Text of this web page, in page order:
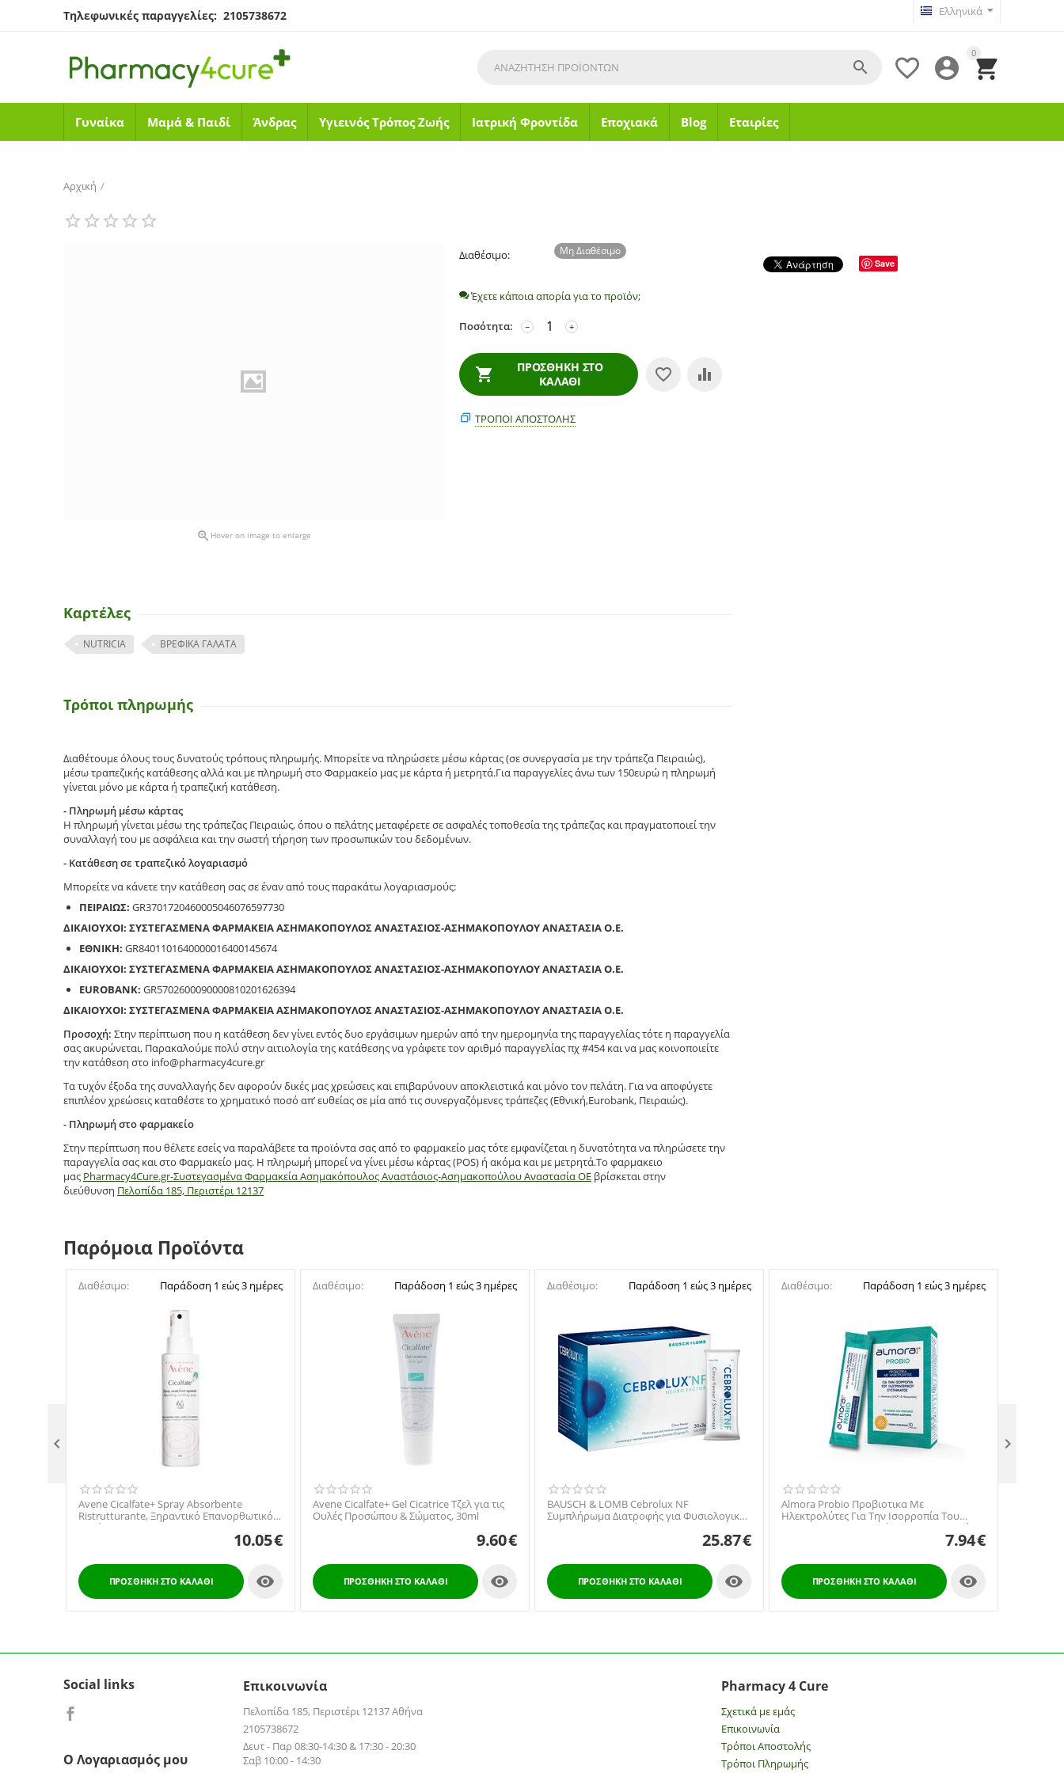
Τηλεφωνικές παραγγελίες: 2105738672 Ελληνικά
0




Γυναίκα Μαμά & Παιδί Άνδρας Υγιεινός Τρόπος Ζωής Ιατρική Φροντίδα Εποχιακά Blog Εταιρίες
Αρχική /
 Hover on image to enlarge
Διαθέσιμο: Μη Διαθέσιμο
Έχετε κάποια απορία για το προϊόν;
Ποσότητα: +
−
ΠΡΟΣΘΉΚΗ ΣΤΟ
ΚΑΛΆΘΙ
ΤΡΌΠΟΙ ΑΠΟΣΤΟΛΉΣ
Save
Καρτέλες
NUTRICIA ΒΡΕΦΙΚΑ ΓΑΛΑΤΑ
Τρόποι πληρωμής
Διαθέτουμε όλους τους δυνατούς τρόπους πληρωμής. Μπορείτε να πληρώσετε μέσω κάρτας (σε συνεργασία με την τράπεζα Πειραιώς),
μέσω τραπεζικής κατάθεσης αλλά και με πληρωμή στο Φαρμακείο μας με κάρτα ή μετρητά.Για παραγγελίες άνω των 150ευρώ η πληρωμή
γίνεται μόνο με κάρτα ή τραπεζική κατάθεση.
- Πληρωμή μέσω κάρτας
Η πληρωμή γίνεται μέσω της τράπεζας Πειραιώς, όπου ο πελάτης μεταφέρετε σε ασφαλές τοποθεσία της τράπεζας και πραγματοποιεί την
συναλλαγή του με ασφάλεια και την σωστή τήρηση των προσωπικών του δεδομένων.
- Κατάθεση σε τραπεζικό λογαριασμό
Μπορείτε να κάνετε την κατάθεση σας σε έναν από τους παρακάτω λογαριασμούς:
ΠΕΙΡΑΙΩΣ: GR3701720460005046076597730
ΔΙΚΑΙΟΥΧΟΙ: ΣΥΣΤΕΓΑΣΜΕΝΑ ΦΑΡΜΑΚΕΙΑ ΑΣΗΜΑΚΟΠΟΥΛΟΣ ΑΝΑΣΤΑΣΙΟΣ-ΑΣΗΜΑΚΟΠΟΥΛΟΥ ΑΝΑΣΤΑΣΙΑ Ο.Ε.
ΕΘΝΙΚΗ: GR8401101640000016400145674
ΔΙΚΑΙΟΥΧΟΙ: ΣΥΣΤΕΓΑΣΜΕΝΑ ΦΑΡΜΑΚΕΙΑ ΑΣΗΜΑΚΟΠΟΥΛΟΣ ΑΝΑΣΤΑΣΙΟΣ-ΑΣΗΜΑΚΟΠΟΥΛΟΥ ΑΝΑΣΤΑΣΙΑ Ο.Ε.
EUROBANK: GR5702600090000810201626394
ΔΙΚΑΙΟΥΧΟΙ: ΣΥΣΤΕΓΑΣΜΕΝΑ ΦΑΡΜΑΚΕΙΑ ΑΣΗΜΑΚΟΠΟΥΛΟΣ ΑΝΑΣΤΑΣΙΟΣ-ΑΣΗΜΑΚΟΠΟΥΛΟΥ ΑΝΑΣΤΑΣΙΑ Ο.Ε.
Προσοχή: Στην περίπτωση που η κατάθεση δεν γίνει εντός δυο εργάσιμων ημερών από την ημερομηνία της παραγγελίας τότε η παραγγελία
σας ακυρώνεται. Παρακαλούμε πολύ στην αιτιολογία της κατάθεσης να γράφετε τον αριθμό παραγγελίας πχ #454 και να μας κοινοποιείτε
την κατάθεση στο info@pharmacy4cure.gr
Τα τυχόν έξοδα της συναλλαγής δεν αφορούν δικές μας χρεώσεις και επιβαρύνουν αποκλειστικά και μόνο τον πελάτη. Για να αποφύγετε
επιπλέον χρεώσεις καταθέστε το χρηματικό ποσό απ’ ευθείας σε μία από τις συνεργαζόμενες τράπεζες (Εθνική,Eurobank, Πειραιώς).
- Πληρωμή στο φαρμακείο
Στην περίπτωση που θέλετε εσείς να παραλάβετε τα προϊόντα σας από το φαρμακείο μας τότε εμφανίζεται η δυνατότητα να πληρώσετε την
παραγγελία σας και στο Φαρμακείο μας. Η πληρωμή μπορεί να γίνει μέσω κάρτας (POS) ή ακόμα και με μετρητά.Το φαρμακειο
μας Pharmacy4Cure.gr-Συστεγασμένα Φαρμακεία Ασημακόπουλος Αναστάσιος-Ασημακοπούλου Αναστασία ΟΕ βρίσκεται στην
διεύθυνση Πελοπίδα 185, Περιστέρι 12137
Παρόμοια Προϊόντα
Διαθέσιμο: Παράδοση 1 εώς 3 ημέρες
Avene Cicalfate+ Spray Absorbente
Ristrutturante, Ξηραντικό Επανορθωτικό
Σπρέι 100ml
10.05€
ΠΡΟΣΘΉΚΗ ΣΤΟ ΚΑΛΆΘΙ 
Διαθέσιμο: Παράδοση 1 εώς 3 ημέρες
Avene Cicalfate+ Gel Cicatrice Τζελ για τις
Ουλές Προσώπου & Σώματος, 30ml
9.60€
ΠΡΟΣΘΉΚΗ ΣΤΟ ΚΑΛΆΘΙ 
Διαθέσιμο: Παράδοση 1 εώς 3 ημέρες
BAUSCH & LOMB Cebrolux NF
Συμπλήρωμα Διατροφής για Φυσιολογική
Όραση, 30 φακελλίσκοι
25.87€
ΠΡΟΣΘΉΚΗ ΣΤΟ ΚΑΛΆΘΙ 
Διαθέσιμο: Παράδοση 1 εώς 3 ημέρες
Almora Probio Προβιοτικα Με
Ηλεκτρολύτες Για Την Ισορροπία Του
Γαστρεντερικου Συστήματος Για Παιδιά
7.94€
ΠΡΟΣΘΉΚΗ ΣΤΟ ΚΑΛΆΘΙ 
 
Social links
Ο Λογαριασμός μου
Επικοινωνία
Πελοπίδα 185, Περιστέρι 12137 Αθήνα
2105738672
Δευτ - Παρ 08:30-14:30 & 17:30 - 20:30
Σαβ 10:00 - 14:30
Pharmacy 4 Cure
Σχετικά με εμάς
Επικοινωνία
Τρόποι Αποστολής
Τρόποι Πληρωμής